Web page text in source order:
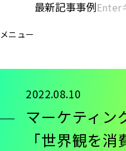
ン
ン
ツ
メニュー
[KC]
-
最新記事事例
マーケティン
「世界観を
2022.08.10